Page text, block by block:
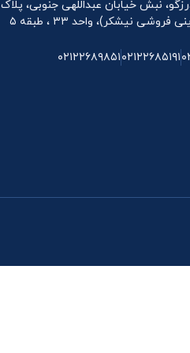
نبش خیابان عبداللهی جنوبی، پلاک
۰۲۱۲۲۶۸۵۱۹۱۰۲۱۲۲۶۸۹۸۵۱